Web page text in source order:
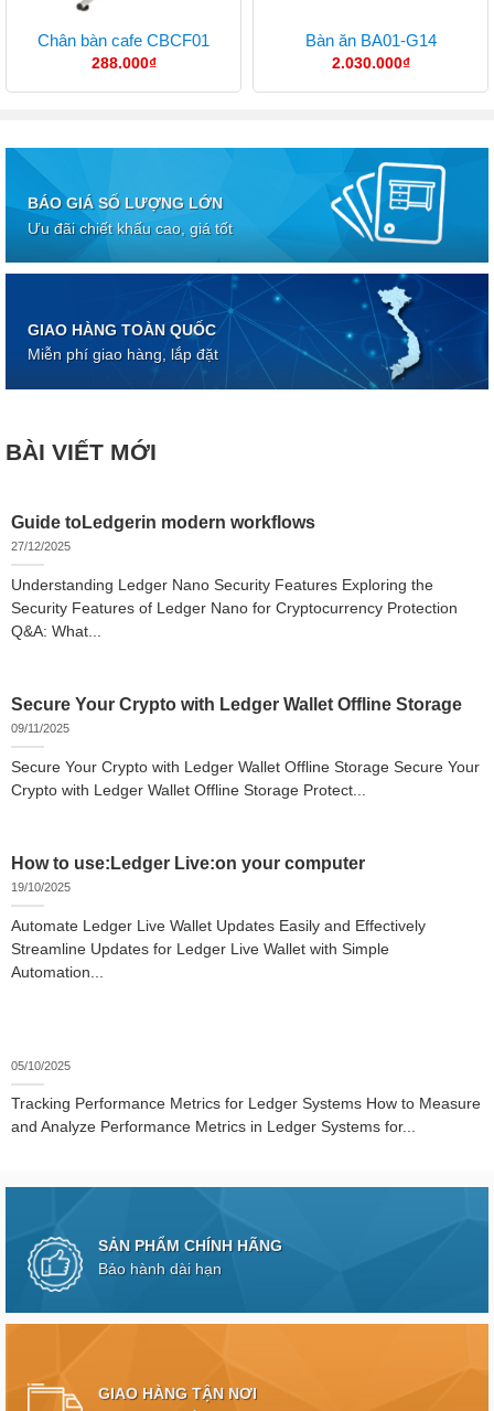
Chân bàn cafe CBCF01
288.000₫
Bàn ăn BA01-G14
2.030.000₫
BÁO GIÁ SỐ LƯỢNG LỚN
Ưu đãi chiết khấu cao, giá tốt
GIAO HÀNG TOÀN QUỐC
Miễn phí giao hàng, lắp đặt
BÀI VIẾT MỚI
Guide toLedgerin modern workflows
27/12/2025
Understanding Ledger Nano Security Features Exploring the
Security Features of Ledger Nano for Cryptocurrency Protection
Q&A: What...
Secure Your Crypto with Ledger Wallet Offline Storage
09/11/2025
Secure Your Crypto with Ledger Wallet Offline Storage Secure Your
Crypto with Ledger Wallet Offline Storage Protect...
How to use:Ledger Live:on your computer
19/10/2025
Automate Ledger Live Wallet Updates Easily and Effectively
Streamline Updates for Ledger Live Wallet with Simple
Automation...
05/10/2025
Tracking Performance Metrics for Ledger Systems How to Measure
and Analyze Performance Metrics in Ledger Systems for...
SẢN PHẨM CHÍNH HÃNG
Bảo hành dài hạn
GIAO HÀNG TẬN NƠI